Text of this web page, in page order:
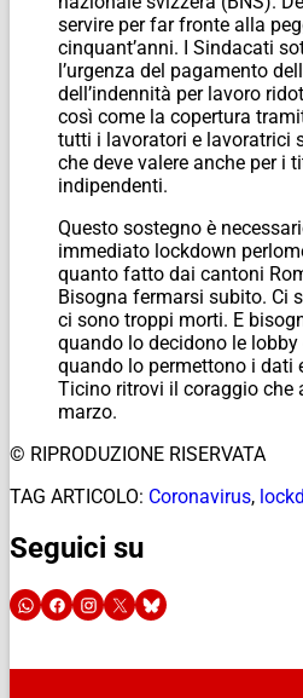
servire per far fronte alla
cinquant’anni. I Sindacati
l’urgenza del pagamento
dell’indennità per lavoro
così come la copertura
tutti i lavoratori e lavoratrici
che deve valere anche per i
indipendenti.
Questo sostegno è
immediato lockdown
quanto fatto dai cantoni
Bisogna fermarsi subito. Ci
ci sono troppi morti. E
quando lo decidono le
quando lo permettono i dati
Ticino ritrovi il coraggio che
marzo.
© RIPRODUZIONE RISERVATA
TAG ARTICOLO: Coronavirus,
Seguici su